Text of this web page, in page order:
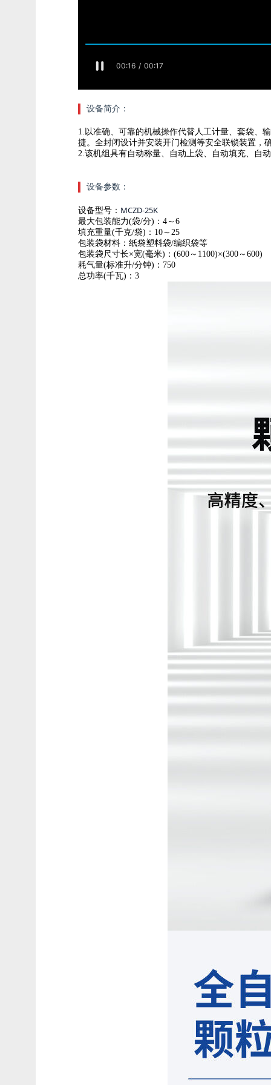
设备简介：
1.以准确、可靠的机械操作代替人工计量、套袋、
捷。全封闭设计并安装开门检测等安全联锁装置，
2.该机组具有自动称量、自动上袋、自动填充、自
设备参数：
设备型号： MCZD-25K
最大包装能力(袋/分)：4～6
填充重量(千克/袋)：10～25
包装袋材料：纸袋塑料袋/编织袋等
包装袋尺寸长×宽(毫米)：(600～1100)×(300～600)
耗气量(标准升/分钟)：750
总功率(千瓦)：3